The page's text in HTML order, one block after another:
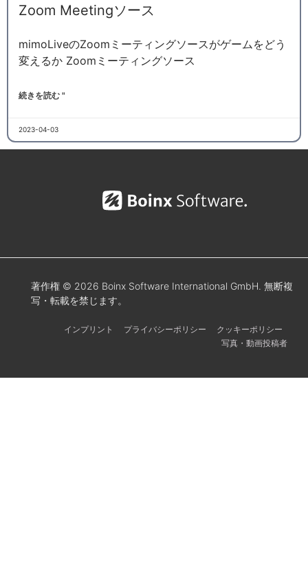
Zoom Meetingソース
mimoLiveのZoomミーティングソースがゲームをどう
変えるか Zoomミーティングソース
続きを読む "
2023-04-03
著作権 © 2026 Boinx Software International GmbH. 無断複
写・転載を禁じます。
インプリント プライバシーポリシー
クッキーポリシー
写真・動画投稿者